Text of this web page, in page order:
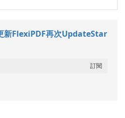
新FlexiPDF再次UpdateStar